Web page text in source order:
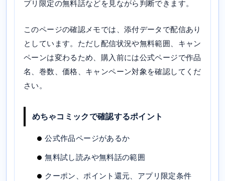
プリ限定の無料話などを見ながら判断できます。
このページの確認メモでは、添付データで配信あり
としています。ただし配信状況や無料範囲、キャン
ペーンは変わるため、購入前には公式ページで作品
名、巻数、価格、キャンペーン対象を確認してくだ
さい。
めちゃコミックで確認するポイント
公式作品ページがあるか
無料試し読みや無料話の範囲
クーポン、ポイント還元、アプリ限定条件